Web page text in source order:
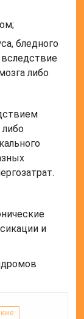
бледного
либо
и